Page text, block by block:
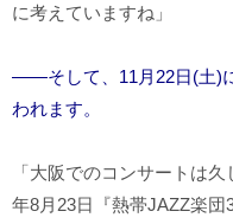
に考えていますね」
――そして、11月22日(土)
われます。
「大阪でのコンサートは
年8月23日『熱帯JAZZ楽団